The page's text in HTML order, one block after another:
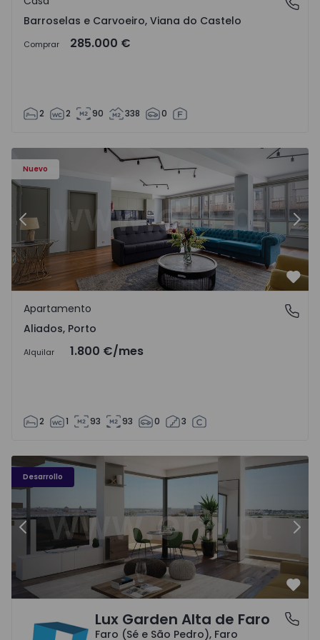
Barroselas e Carvoeiro, Viana do Castelo
Comprar 285.000 €
2 2 90 338 0
Nuevo
Apartamento T2 Porto, Aliados - 1574582 - 4
Anterior
Aliados, Porto
Apartamento
Aliados, Porto
Alquilar 1.800 €/mes
2 1 93 93 0 3
Desarrollo
Anterior
Faro (Sé e São Pedro), Faro
Lux Garden Alta de Faro
Faro (Sé e São Pedro), Faro